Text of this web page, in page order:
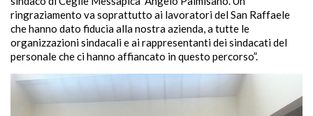
ringraziamento va soprattutto ai lavoratori del San Raffaele
che hanno dato fiducia alla nostra azienda, a tutte le
organizzazioni sindacali e ai rappresentanti dei sindacati del
personale che ci hanno affiancato in questo percorso”.